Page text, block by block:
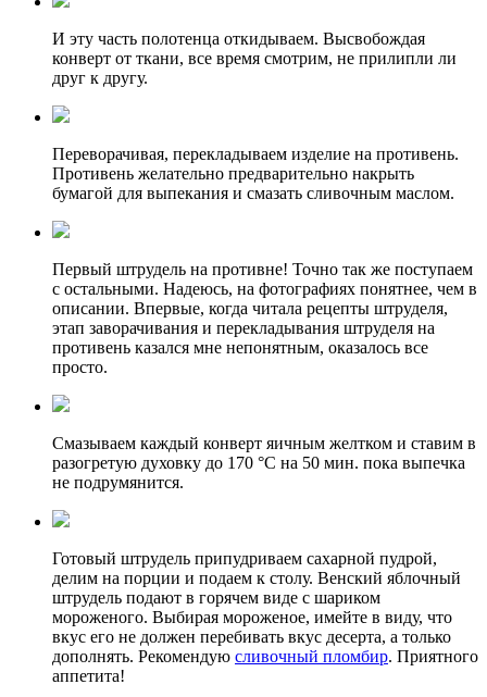
И эту часть полотенца откидываем. Высвобождая
конверт от ткани, все время смотрим, не прилипли ли
друг к другу.
Переворачивая, перекладываем изделие на противень.
Противень желательно предварительно накрыть
бумагой для выпекания и смазать сливочным маслом.
Первый штрудель на противне! Точно так же поступаем
с остальными. Надеюсь, на фотографиях понятнее, чем в
описании. Впервые, когда читала рецепты штруделя,
этап заворачивания и перекладывания штруделя на
противень казался мне непонятным, оказалось все
просто.
Смазываем каждый конверт яичным желтком и ставим в
разогретую духовку до 170 °С на 50 мин. пока выпечка
не подрумянится.
Готовый штрудель припудриваем сахарной пудрой,
делим на порции и подаем к столу. Венский яблочный
штрудель подают в горячем виде с шариком
мороженого. Выбирая мороженое, имейте в виду, что
вкус его не должен перебивать вкус десерта, а только
дополнять. Рекомендую сливочный пломбир. Приятного
аппетита!